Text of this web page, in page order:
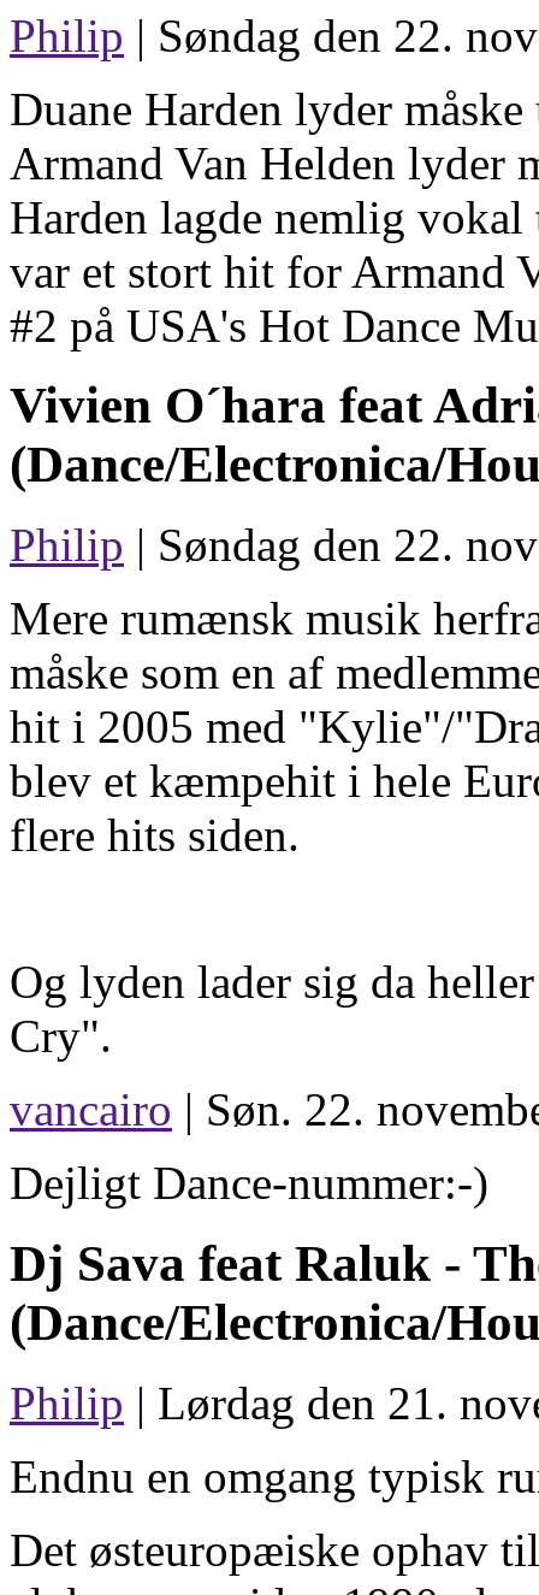
Philip | Søndag den 22.
Duane Harden lyder
Armand Van Helden lyder
Harden lagde nemlig
var et stort hit for Armand
#2 på USA's Hot Dance
Vivien O´hara feat
(Dance/Electronica/
Philip | Søndag den 22.
Mere rumænsk musik
måske som en af
hit i 2005 med "Kylie"/
blev et kæmpehit i hele
flere hits siden.
Og lyden lader sig da
Cry".
vancairo | Søn. 22.
Dejligt Dance-nummer:-)
Dj Sava feat Raluk -
(Dance/Electronica/
Philip | Lørdag den 21.
Endnu en omgang typisk
Det østeuropæiske ophav